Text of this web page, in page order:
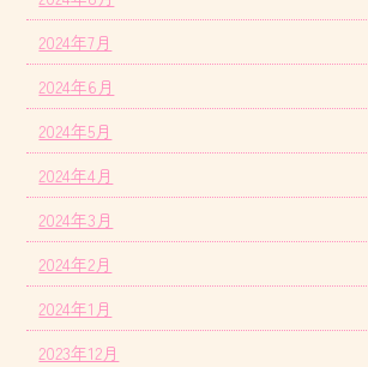
2024年7月
2024年6月
2024年5月
2024年4月
2024年3月
2024年2月
2024年1月
2023年12月